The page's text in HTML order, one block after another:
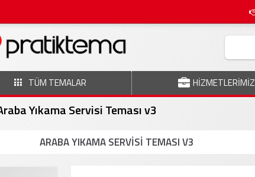
TÜM TEMALAR HİZMETLERİMİZ
Yıkama Servisi Teması v3
ARABA YIKAMA SERVISI TEMASI V3